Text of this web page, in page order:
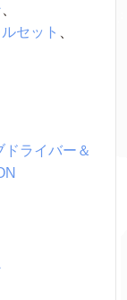
セット
ライバー＆